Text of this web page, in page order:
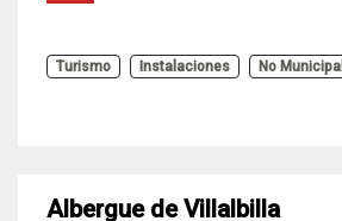
Turismo Instalaciones No Municipal
Albergue de Villalbilla